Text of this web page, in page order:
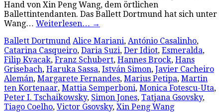
Hand von Xin Peng Wang, dem örtlichen
Ballettintendanten. Das Ballett Dortmund hat sich unter
Wang… Weiterlesen… →
Ballett Dortmund Alice Mariani, António Casalinho,
Catarina Casqueiro, Daria Suzi, Der Idiot, Esmeralda,
Filip Kvacak, Franz Schubert, Hannes Brock, Hans
Grisebach, Haruka Sassa, István Simon, Javier Cacheiro
Alemán, Margarete Fernandes, Marius Petipa, Martin
ten Kortenaar, Mattia Semperboni, Monica Fotescu-Uta,
Peter I. Tschaikowsky, Simon Jones, Tatjana Gsovsky,
Tiago Coelho, Victor Gsovsky, Xin Peng Wang